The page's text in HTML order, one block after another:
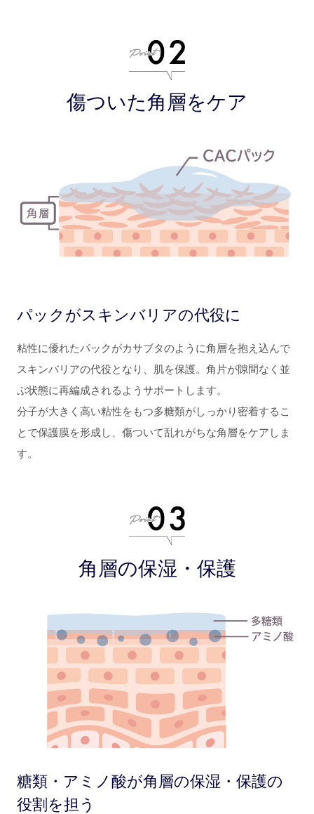
傷ついた角層をケア
パックがスキンバリアの代役に
粘性に優れたパックがカサブタのように角層を抱え込んで
スキンバリアの代役となり、肌を保護。角片が隙間なく並
ぶ状態に再編成されるようサポートします。
分子が大きく高い粘性をもつ多糖類がしっかり密着するこ
とで保護膜を形成し、傷ついて乱れがちな角層をケアしま
す。
角層の保湿・保護
糖類・アミノ酸が角層の保湿・保護の
役割を担う